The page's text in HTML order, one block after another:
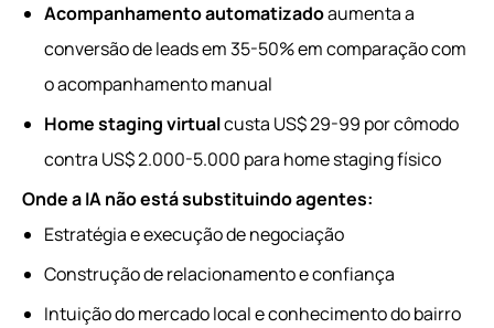
Acompanhamento automatizadoaumenta a
conversão de leads em 35-50% em comparação com
o acompanhamento manual
Home staging virtualcusta US$ 29-99 por cômodo
contra US$ 2.000-5.000 para home staging físico
Onde a IA não está substituindo agentes:
Estratégia e execução de negociação
Construção de relacionamento e confiança
Intuição do mercado local e conhecimento do bairro